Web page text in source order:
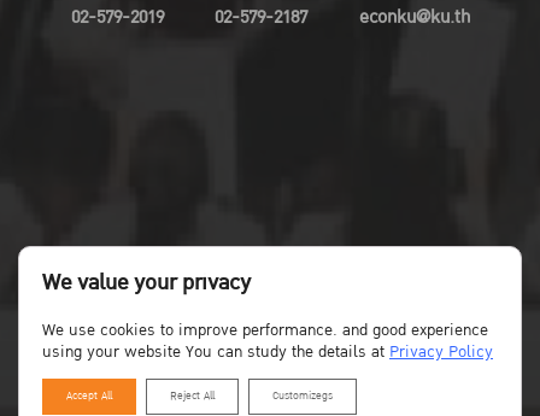
02-579-2019
02-579-2187
econku@ku.th
We value your privacy
We use cookies to improve performance. and good experience
using your website You can study the details atPrivacy Policy
Accept All Reject All Customizegs